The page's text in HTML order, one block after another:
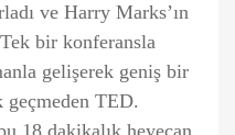
ve Harry Marks’ın
bir konferansla
gelişerek geniş bir
TED.